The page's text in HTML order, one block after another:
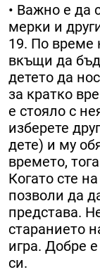
• Важно е да
мерки и
19. По време
вкъщи да
детето да
за кратко
е стояло с
изберете
дете) и му
времето,
Когато сте
позволи да
представа.
старанието
игра. Добре
си.